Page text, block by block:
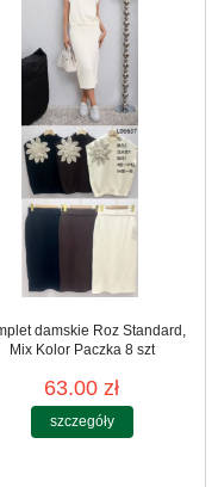
damskie Roz Standard,
Mix Kolor Paczka 8 szt
63.00 zł
szczegóły